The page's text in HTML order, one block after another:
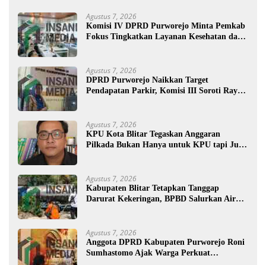
Agustus 7, 2026
Komisi IV DPRD Purworejo Minta Pemkab
Fokus Tingkatkan Layanan Kesehatan dan
Agustus 7, 2026
DPRD Purworejo Naikkan Target
Pendapatan Parkir, Komisi III Soroti Rayon
Agustus 7, 2026
KPU Kota Blitar Tegaskan Anggaran
Pilkada Bukan Hanya untuk KPU tapi Juga
Agustus 7, 2026
Kabupaten Blitar Tetapkan Tanggap
Darurat Kekeringan, BPBD Salurkan Air
Agustus 7, 2026
Anggota DPRD Kabupaten Purworejo Roni
Sumhastomo Ajak Warga Perkuat